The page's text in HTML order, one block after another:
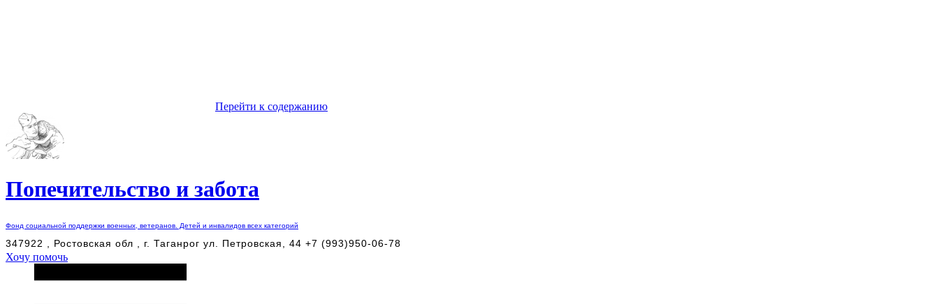
Перейти к содержанию
Попечительство и забота
Фонд социальной поддержки военных, ветеранов. Детей и инвалидов всех категорий
347922 , Ростовская обл , г. Таганрог ул. Петровская, 44 +7 (993)950-06-78
Хочу помочь